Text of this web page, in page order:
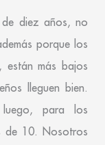
diez años, no
porque los
están más bajos
lleguen bien.
para los
de 10. Nosotros